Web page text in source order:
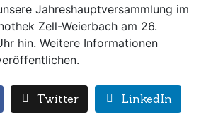
Jahreshauptversammlung im
Zell-Weierbach am 26.
hin. Weitere Informationen
Twitter LinkedIn